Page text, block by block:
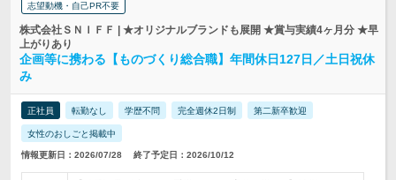
志望動機・自己PR不要
株式会社ＳＮＩＦＦ | ★オリジナルブランドも展開 ★賞与実績4ヶ月分 ★早
上がりあり
企画等に携わる【ものづくり総合職】年間休日127日／土日祝休
み
正社員 転勤なし 学歴不問 完全週休2日制 第二新卒歓迎
女性のおしごと掲載中
情報更新日：2026/07/28 終了予定日：2026/10/12